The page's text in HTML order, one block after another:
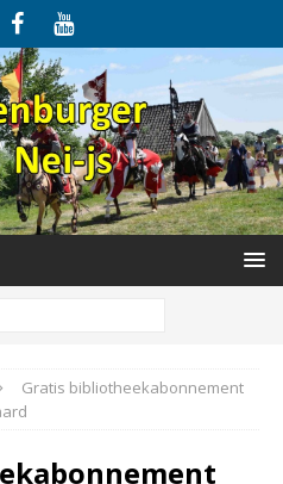
Gratis bibliotheekabonnement